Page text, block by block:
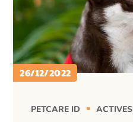
26/12/2022
PETCARE ID ACTIVES